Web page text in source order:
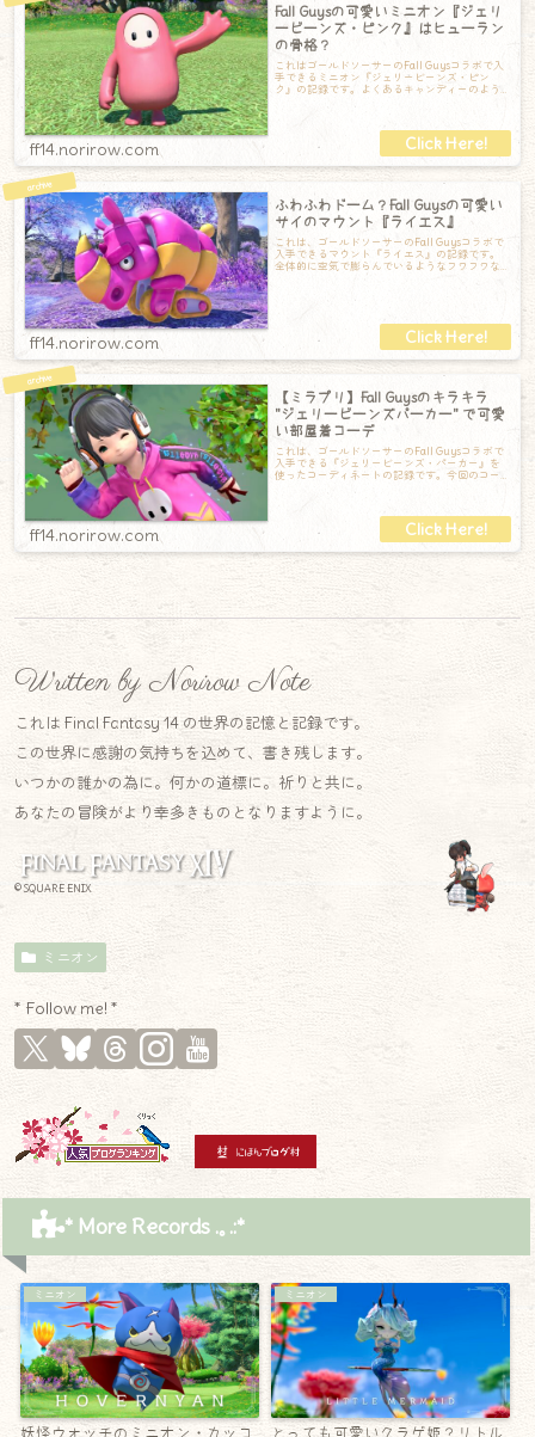
Fall Guysの可愛いミニオン『ジェリ
ービーンズ・ピンク』はヒューラン
の骨格？
これはゴールドソーサーのFall Guysコラボで入
手できるミニオン『ジェリービーンズ・ピン
ク』の記録です。よくあるキャンディーのよう
ff14.norirow.com
ふわふわドーム？Fall Guysの可愛い
サイのマウント『ライエス』
これは、ゴールドソーサーのFall Guysコラボで
入手できるマウント『ライエス』の記録です。
全体的に空気で膨らんでいるようなフワフワな
感触のマウントです。タイヤやキャ
ff14.norirow.com
【ミラプリ】Fall Guysのキラキラ
"ジェリービーンズパーカー" で可愛
い部屋着コーデ
これは、ゴールドソーサーのFall Guysコラボで
入手できる『ジェリービーンズ・パーカー』を
使ったコーディネートの記録です。今回のコー
ff14.norirow.com
Written by Norirow Note
これは Final Fantasy 14 の世界の記憶と記録です。
この世界に感謝の気持ちを込めて、書き残します。
いつかの誰かの為に。何かの道標に。祈りと共に。
あなたの冒険がより幸多きものとなりますように。
© SQUARE ENIX
ミニオン
* Follow me! *
* More Records .｡.:*
ミニオン
妖怪ウォッチのミニオン・カッコ
ミニオン
とっても可愛いクラゲ姫？リトル